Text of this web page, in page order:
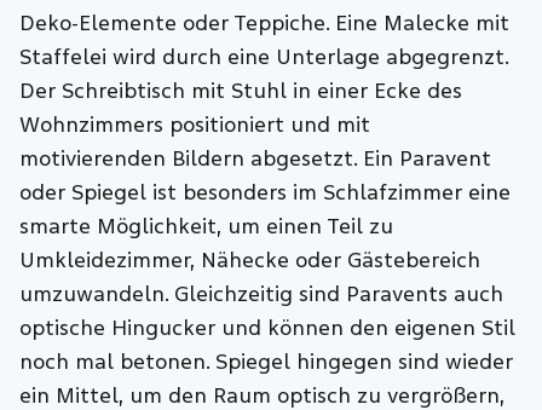
Deko-Elemente oder Teppiche. Eine Malecke mit
Staffelei wird durch eine Unterlage abgegrenzt.
Der Schreibtisch mit Stuhl in einer Ecke des
Wohnzimmers positioniert und mit
motivierenden Bildern abgesetzt. Ein Paravent
oder Spiegel ist besonders im Schlafzimmer eine
smarte Möglichkeit, um einen Teil zu
Umkleidezimmer, Nähecke oder Gästebereich
umzuwandeln. Gleichzeitig sind Paravents auch
optische Hingucker und können den eigenen Stil
noch mal betonen. Spiegel hingegen sind wieder
ein Mittel, um den Raum optisch zu vergrößern,